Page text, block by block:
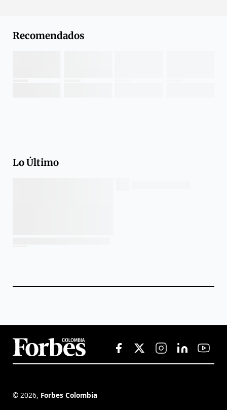
Recomendados
Lo Último
© 2026, Forbes Colombia